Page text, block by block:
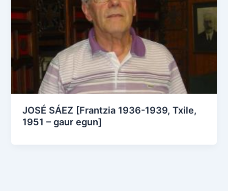
JOSÉ SÁEZ [Frantzia 1936-1939, Txile,
1951 – gaur egun]